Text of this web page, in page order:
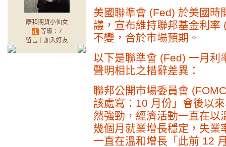
康和期貨小仙女
等級：7
留言｜ 加入好友
美國聯準會 (Fed) 於美國時
議，宣布維持聯邦基金利
不變，合於市場預期。
以下是聯準會 (Fed) 一月利
聲明相比之措辭差異：
聯邦公開市場委員會
該處寫：10 月份」會後以
然強勁，經濟活動一直在以
幾個月就業增長穩定，失業
一直在溫和增長「此前 12